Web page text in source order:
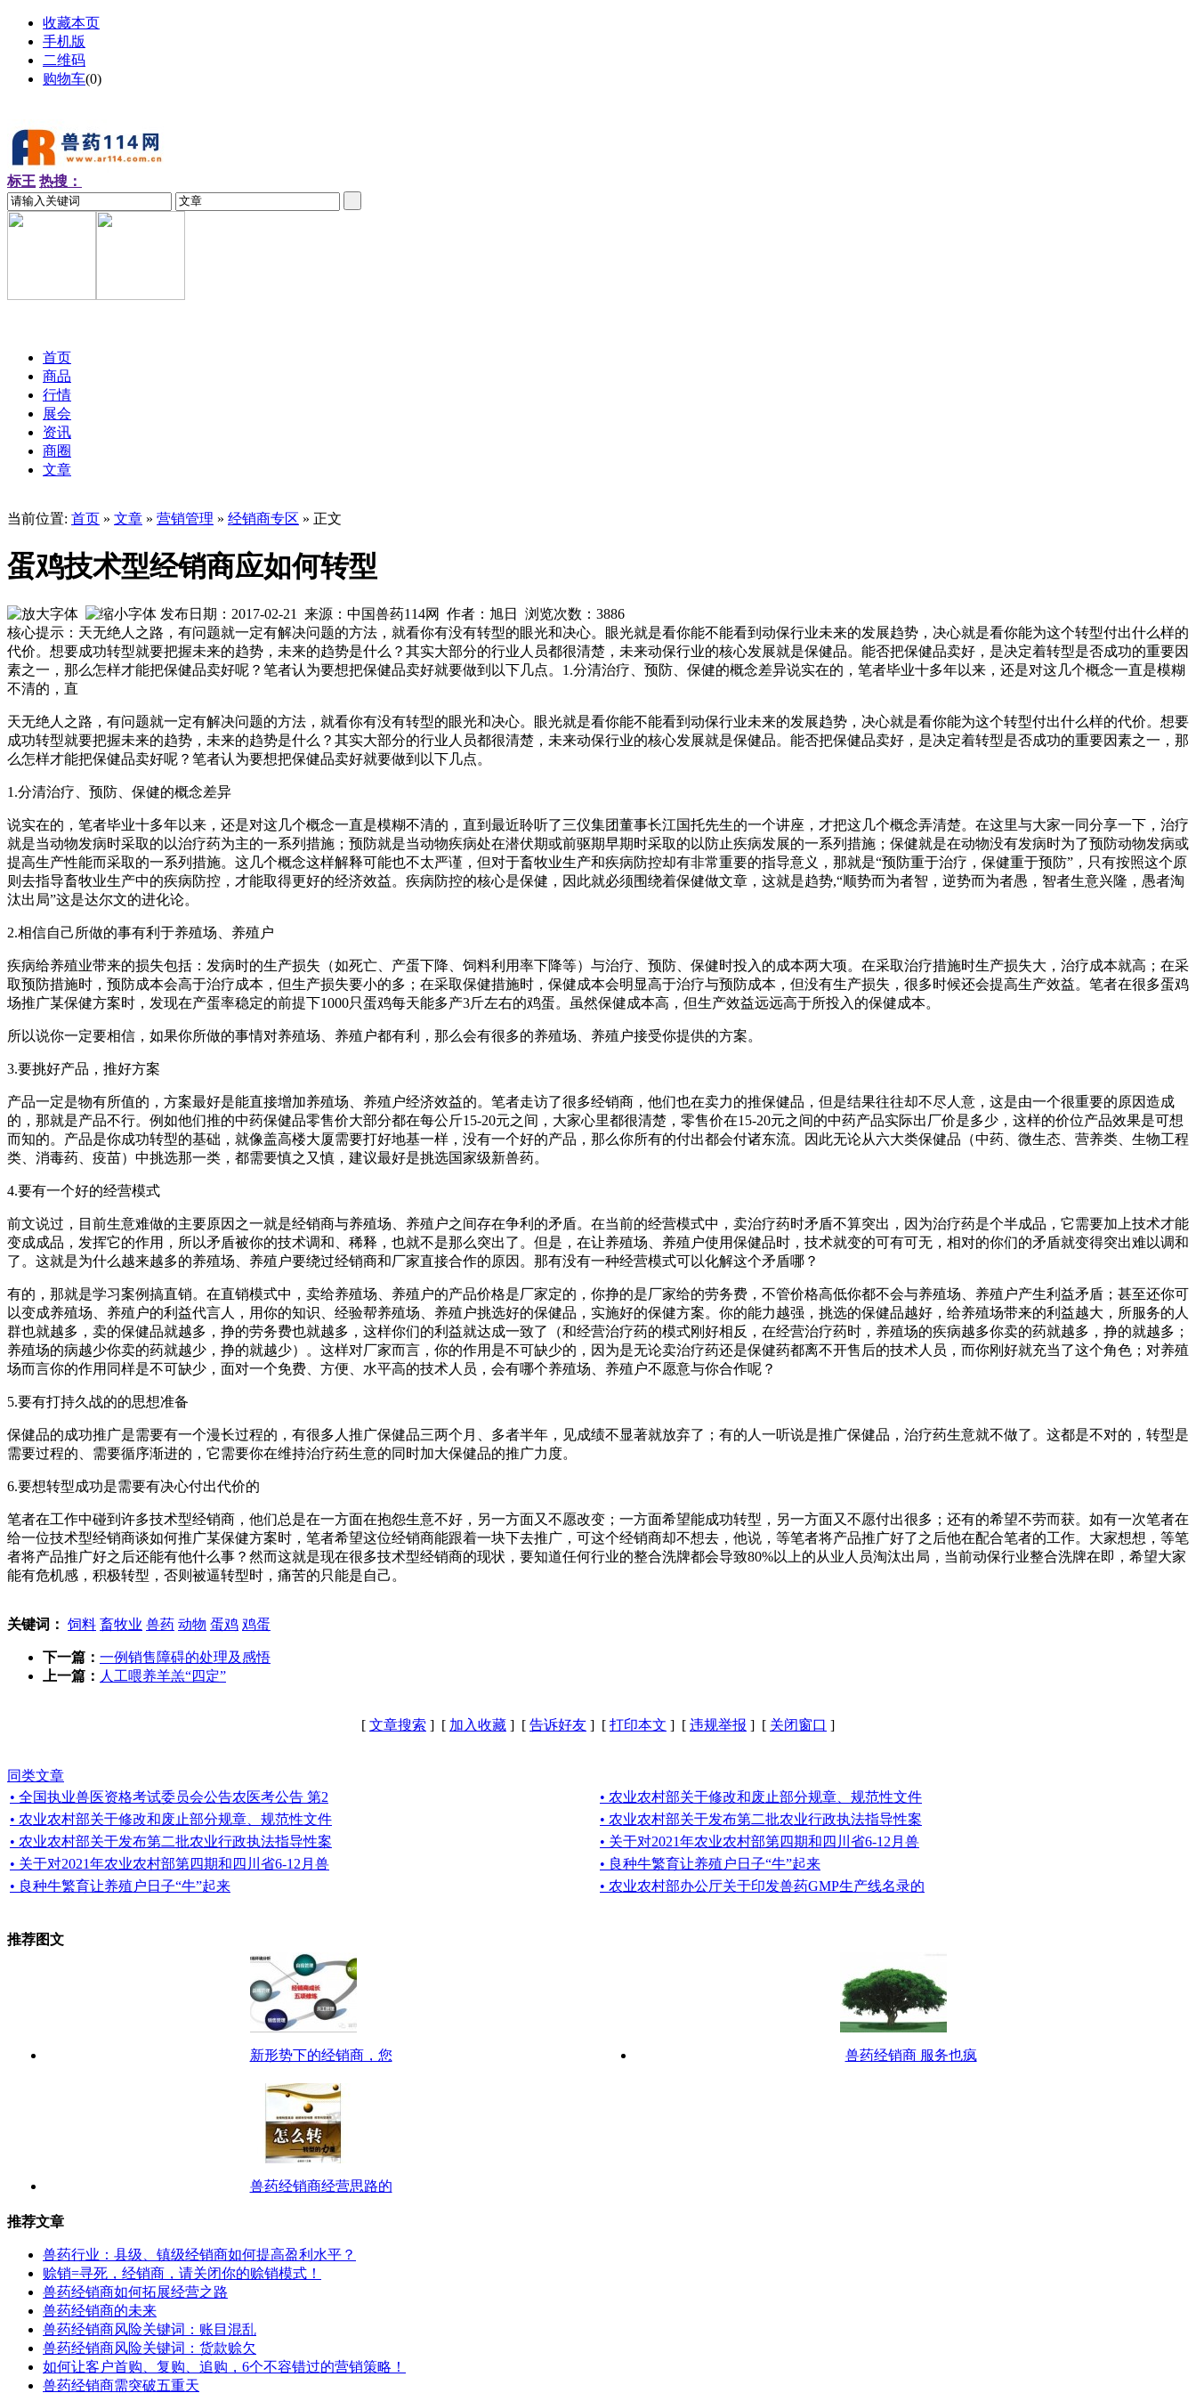
收藏本页
手机版
二维码
购物车(0)
标王 热搜：
首页
商品
行情
展会
资讯
商圈
文章
当前位置: 首页 » 文章 » 营销管理 » 经销商专区 » 正文
蛋鸡技术型经销商应如何转型
发布日期：2017-02-21 来源：中国兽药114网 作者：旭日 浏览次数： 3886
核心提示：天无绝人之路，有问题就一定有解决问题的方法，就看你有没有转型的眼光和决心。眼光就是看你能不能看到动保行业未来的发展趋势，决心就是看你能为这个转型付出什么样的
代价。想要成功转型就要把握未来的趋势，未来的趋势是什么？其实大部分的行业人员都很清楚，未来动保行业的核心发展就是保健品。能否把保健品卖好，是决定着转型是否成功的重要因
素之一，那么怎样才能把保健品卖好呢？笔者认为要想把保健品卖好就要做到以下几点。1.分清治疗、预防、保健的概念差异说实在的，笔者毕业十多年以来，还是对这几个概念一直是模糊
不清的，直
天无绝人之路，有问题就一定有解决问题的方法，就看你有没有转型的眼光和决心。眼光就是看你能不能看到动保行业未来的发展趋势，决心就是看你能为这个转型付出什么样的代价。想要
成功转型就要把握未来的趋势，未来的趋势是什么？其实大部分的行业人员都很清楚，未来动保行业的核心发展就是保健品。能否把保健品卖好，是决定着转型是否成功的重要因素之一，那
么怎样才能把保健品卖好呢？笔者认为要想把保健品卖好就要做到以下几点。
1.分清治疗、预防、保健的概念差异
说实在的，笔者毕业十多年以来，还是对这几个概念一直是模糊不清的，直到最近聆听了三仪集团董事长江国托先生的一个讲座，才把这几个概念弄清楚。在这里与大家一同分享一下，治疗
就是当动物发病时采取的以治疗药为主的一系列措施；预防就是当动物疾病处在潜伏期或前驱期早期时采取的以防止疾病发展的一系列措施；保健就是在动物没有发病时为了预防动物发病或
提高生产性能而采取的一系列措施。这几个概念这样解释可能也不太严谨，但对于畜牧业生产和疾病防控却有非常重要的指导意义，那就是“预防重于治疗，保健重于预防”，只有按照这个原
则去指导畜牧业生产中的疾病防控，才能取得更好的经济效益。疾病防控的核心是保健，因此就必须围绕着保健做文章，这就是趋势,“顺势而为者智，逆势而为者愚，智者生意兴隆，愚者淘
汰出局”这是达尔文的进化论。
2.相信自己所做的事有利于养殖场、养殖户
疾病给养殖业带来的损失包括：发病时的生产损失（如死亡、产蛋下降、饲料利用率下降等）与治疗、预防、保健时投入的成本两大项。在采取治疗措施时生产损失大，治疗成本就高；在采
取预防措施时，预防成本会高于治疗成本，但生产损失要小的多；在采取保健措施时，保健成本会明显高于治疗与预防成本，但没有生产损失，很多时候还会提高生产效益。笔者在很多蛋鸡
场推广某保健方案时，发现在产蛋率稳定的前提下1000只蛋鸡每天能多产3斤左右的鸡蛋。虽然保健成本高，但生产效益远远高于所投入的保健成本。
所以说你一定要相信，如果你所做的事情对养殖场、养殖户都有利，那么会有很多的养殖场、养殖户接受你提供的方案。
3.要挑好产品，推好方案
产品一定是物有所值的，方案最好是能直接增加养殖场、养殖户经济效益的。笔者走访了很多经销商，他们也在卖力的推保健品，但是结果往往却不尽人意，这是由一个很重要的原因造成
的，那就是产品不行。例如他们推的中药保健品零售价大部分都在每公斤15-20元之间，大家心里都很清楚，零售价在15-20元之间的中药产品实际出厂价是多少，这样的价位产品效果是可想
而知的。产品是你成功转型的基础，就像盖高楼大厦需要打好地基一样，没有一个好的产品，那么你所有的付出都会付诸东流。因此无论从六大类保健品（中药、微生态、营养类、生物工程
类、消毒药、疫苗）中挑选那一类，都需要慎之又慎，建议最好是挑选国家级新兽药。
4.要有一个好的经营模式
前文说过，目前生意难做的主要原因之一就是经销商与养殖场、养殖户之间存在争利的矛盾。在当前的经营模式中，卖治疗药时矛盾不算突出，因为治疗药是个半成品，它需要加上技术才能
变成成品，发挥它的作用，所以矛盾被你的技术调和、稀释，也就不是那么突出了。但是，在让养殖场、养殖户使用保健品时，技术就变的可有可无，相对的你们的矛盾就变得突出难以调和
了。这就是为什么越来越多的养殖场、养殖户要绕过经销商和厂家直接合作的原因。那有没有一种经营模式可以化解这个矛盾哪？
有的，那就是学习案例搞直销。在直销模式中，卖给养殖场、养殖户的产品价格是厂家定的，你挣的是厂家给的劳务费，不管价格高低你都不会与养殖场、养殖户产生利益矛盾；甚至还你可
以变成养殖场、养殖户的利益代言人，用你的知识、经验帮养殖场、养殖户挑选好的保健品，实施好的保健方案。你的能力越强，挑选的保健品越好，给养殖场带来的利益越大，所服务的人
群也就越多，卖的保健品就越多，挣的劳务费也就越多，这样你们的利益就达成一致了（和经营治疗药的模式刚好相反，在经营治疗药时，养殖场的疾病越多你卖的药就越多，挣的就越多；
养殖场的病越少你卖的药就越少，挣的就越少）。这样对厂家而言，你的作用是不可缺少的，因为是无论卖治疗药还是保健药都离不开售后的技术人员，而你刚好就充当了这个角色；对养殖
场而言你的作用同样是不可缺少，面对一个免费、方便、水平高的技术人员，会有哪个养殖场、养殖户不愿意与你合作呢？
5.要有打持久战的的思想准备
保健品的成功推广是需要有一个漫长过程的，有很多人推广保健品三两个月、多者半年，见成绩不显著就放弃了；有的人一听说是推广保健品，治疗药生意就不做了。这都是不对的，转型是
需要过程的、需要循序渐进的，它需要你在维持治疗药生意的同时加大保健品的推广力度。
6.要想转型成功是需要有决心付出代价的
笔者在工作中碰到许多技术型经销商，他们总是在一方面在抱怨生意不好，另一方面又不愿改变；一方面希望能成功转型，另一方面又不愿付出很多；还有的希望不劳而获。如有一次笔者在
给一位技术型经销商谈如何推广某保健方案时，笔者希望这位经销商能跟着一块下去推广，可这个经销商却不想去，他说，等笔者将产品推广好了之后他在配合笔者的工作。大家想想，等笔
者将产品推广好之后还能有他什么事？然而这就是现在很多技术型经销商的现状，要知道任何行业的整合洗牌都会导致80%以上的从业人员淘汰出局，当前动保行业整合洗牌在即，希望大家
能有危机感，积极转型，否则被逼转型时，痛苦的只能是自己。
关键词： 饲料 畜牧业 兽药 动物 蛋鸡 鸡蛋
下一篇： 一例销售障碍的处理及感悟
上一篇： 人工喂养羊羔“四定”
[ 文章搜索 ] [ 加入收藏 ] [ 告诉好友 ] [ 打印本文 ] [ 违规举报 ] [ 关闭窗口 ]
同类文章
• 全国执业兽医资格考试委员会公告农医考公告 第2
• 农业农村部关于修改和废止部分规章、规范性文件
• 农业农村部关于修改和废止部分规章、规范性文件
• 农业农村部关于发布第二批农业行政执法指导性案
• 农业农村部关于发布第二批农业行政执法指导性案
• 关于对2021年农业农村部第四期和四川省6-12月兽
• 关于对2021年农业农村部第四期和四川省6-12月兽
• 良种牛繁育让养殖户日子“牛”起来
• 良种牛繁育让养殖户日子“牛”起来
• 农业农村部办公厅关于印发兽药GMP生产线名录的
推荐图文
新形势下的经销商，您 兽药经销商 服务也疯
兽药经销商经营思路的
推荐文章
兽药行业：县级、镇级经销商如何提高盈利水平？
赊销=寻死，经销商，请关闭你的赊销模式！
兽药经销商如何拓展经营之路
兽药经销商的未来
兽药经销商风险关键词：账目混乱
兽药经销商风险关键词：货款赊欠
如何让客户首购、复购、追购，6个不容错过的营销策略！
兽药经销商需突破五重天